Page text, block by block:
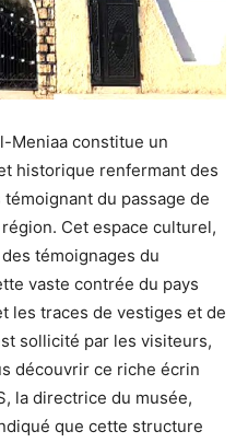
Meniaa constitue un
historique renfermant des
du passage de
Cet espace culturel,
témoignages du
vaste contrée du pays
les traces de vestiges et de
sollicité par les visiteurs,
découvrir ce riche écrin
la directrice du musée,
que cette structure